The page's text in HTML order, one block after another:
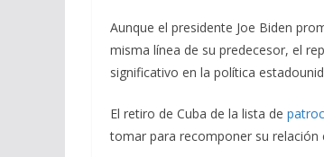
Aunque el presidente Joe Biden
misma línea de su predecesor, el
significativo en la política
El retiro de Cuba de la lista de
tomar para recomponer su relación